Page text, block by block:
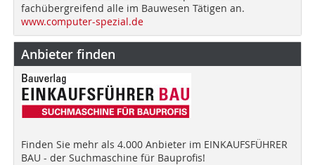
fachübergreifend alle im Bauwesen Tätigen an.
www.computer-spezial.de
Anbieter finden
Finden Sie mehr als 4.000 Anbieter im EINKAUFSFÜHRER
BAU - der Suchmaschine für Bauprofis!